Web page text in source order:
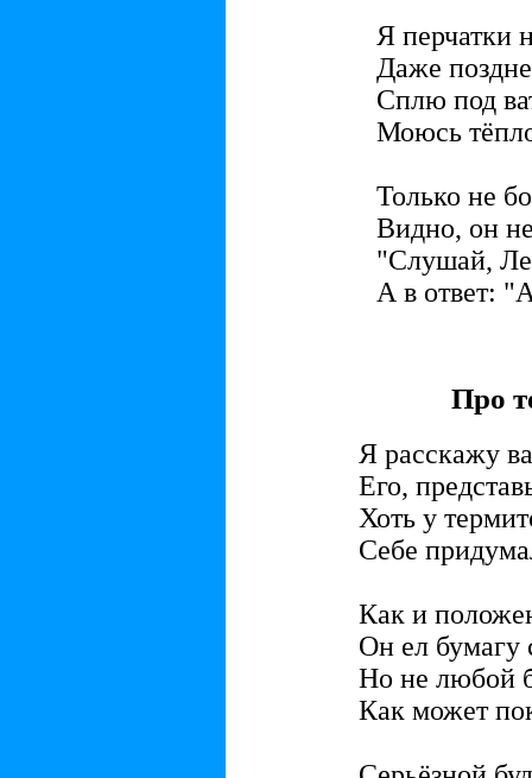
Я перчатки
Даже
Сплю под
Моюсь
Только не
Видно, он
"Слушай,
А в ответ:
Про
Я расскажу
Его,
Хоть у
Себе
Как и
Он ел бумагу
Но не любой
Как может